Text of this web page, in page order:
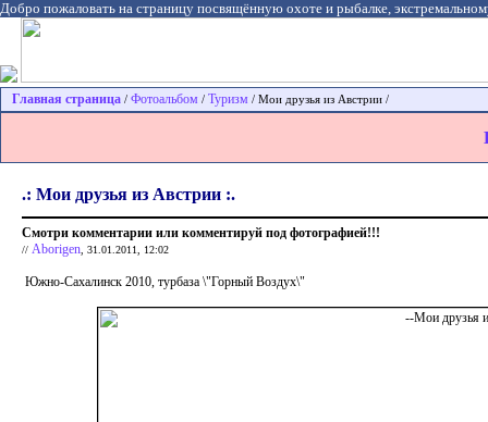
Добро пожаловать на страницу посвящённую охоте и рыбалке,
Главная страница / Фотоальбом / Туризм / Мои друзья из Австрии /
.: Мои друзья из Австрии :.
Смотри комментарии или комментируй под фотографией!!!
// Aborigen , 31.01.2011, 12:02
Южно-Сахалинск 2010, турбаза \"Горный Воздух\"